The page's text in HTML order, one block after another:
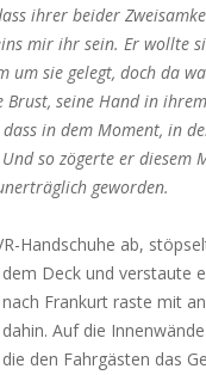
ihrer beider
mir ihr sein. Er wollte
sie gelegt, doch da
Brust, seine Hand in
in dem Moment, in
so zögerte er diesem
geworden.
Handschuhe ab,
dem Deck und verstaute
nach Frankurt raste mit
dahin. Auf die
die den Fahrgästen das